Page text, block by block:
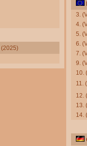
(2025)
3.
4.
5.
6.
7.
9.
10.
11.
12.
13.
14.